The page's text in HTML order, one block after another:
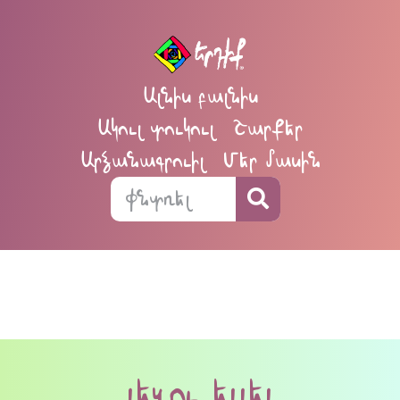
Ալնիս բալնիս
Ակուլ տուկուլ
Շարքեր
Արձանագրուիլ
Մեր մասին